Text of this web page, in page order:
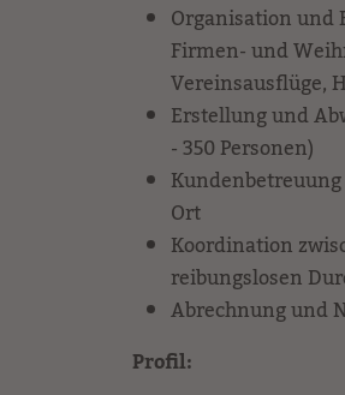
Organisation und
Firmen- und
Vereinsausflüge,
Erstellung und
- 350 Personen)
Ort
Koordination
reibungslosen
Abrechnung und
Profil: